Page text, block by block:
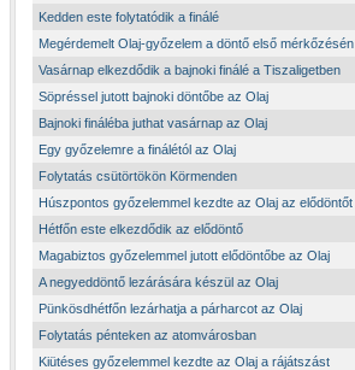
Kedden este folytatódik a finálé
Megérdemelt Olaj-győzelem a döntő első mérkőzésén
Vasárnap elkezdődik a bajnoki finálé a Tiszaligetben
Söpréssel jutott bajnoki döntőbe az Olaj
Bajnoki fináléba juthat vasárnap az Olaj
Egy győzelemre a finálétól az Olaj
Folytatás csütörtökön Körmenden
Húszpontos győzelemmel kezdte az Olaj az elődöntőt
Hétfőn este elkezdődik az elődöntő
Magabiztos győzelemmel jutott elődöntőbe az Olaj
A negyeddöntő lezárására készül az Olaj
Pünkösdhétfőn lezárhatja a párharcot az Olaj
Folytatás pénteken az atomvárosban
Kiütéses győzelemmel kezdte az Olaj a rájátszást